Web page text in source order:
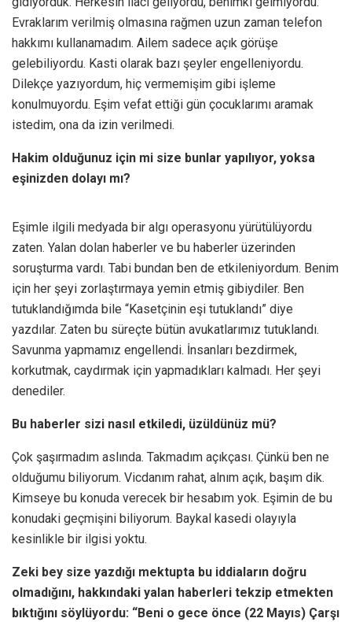
Evraklarım verilmiş olmasına rağmen uzun zaman telefon
hakkımı kullanamadım. Ailem sadece açık görüşe
gelebiliyordu. Kasti olarak bazı şeyler engelleniyordu.
Dilekçe yazıyordum, hiç vermemişim gibi işleme
konulmuyordu. Eşim vefat ettiği gün çocuklarımı aramak
istedim, ona da izin verilmedi.
Hakim olduğunuz için mi size bunlar yapılıyor, yoksa
eşinizden dolayı mı?
Eşimle ilgili medyada bir algı operasyonu yürütülüyordu
zaten. Yalan dolan haberler ve bu haberler üzerinden
soruşturma vardı. Tabi bundan ben de etkileniyordum. Benim
için her şeyi zorlaştırmaya yemin etmiş gibiydiler. Ben
tutuklandığımda bile “Kasetçinin eşi tutuklandı” diye
yazdılar. Zaten bu süreçte bütün avukatlarımız tutuklandı.
Savunma yapmamız engellendi. İnsanları bezdirmek,
korkutmak, caydırmak için yapmadıkları kalmadı. Her şeyi
denediler.
Bu haberler sizi nasıl etkiledi, üzüldünüz mü?
Çok şaşırmadım aslında. Takmadım açıkçası. Çünkü ben ne
olduğumu biliyorum. Vicdanım rahat, alnım açık, başım dik.
Kimseye bu konuda verecek bir hesabım yok. Eşimin de bu
konudaki geçmişini biliyorum. Baykal kasedi olayıyla
kesinlikle bir ilgisi yoktu.
Zeki bey size yazdığı mektupta bu iddiaların doğru
olmadığını, hakkındaki yalan haberleri tekzip etmekten
bıktığını söylüyordu: “Beni o gece önce (22 Mayıs) Çarşı